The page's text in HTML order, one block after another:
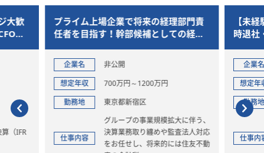
業で将来の経理部門責
幹部候補としての経理
都新宿区
ープの事業規模拡大に伴う、
業務取り纏めや監査法人対応
任せし、将来的には住友不動
【未経験歓迎】監査アシスタント
時退社・資格取得支援でキャリア
想定年収
勤務地
仕事内容
■監査業務
法定監査、任意監査、株式
備のための金融商品取引法